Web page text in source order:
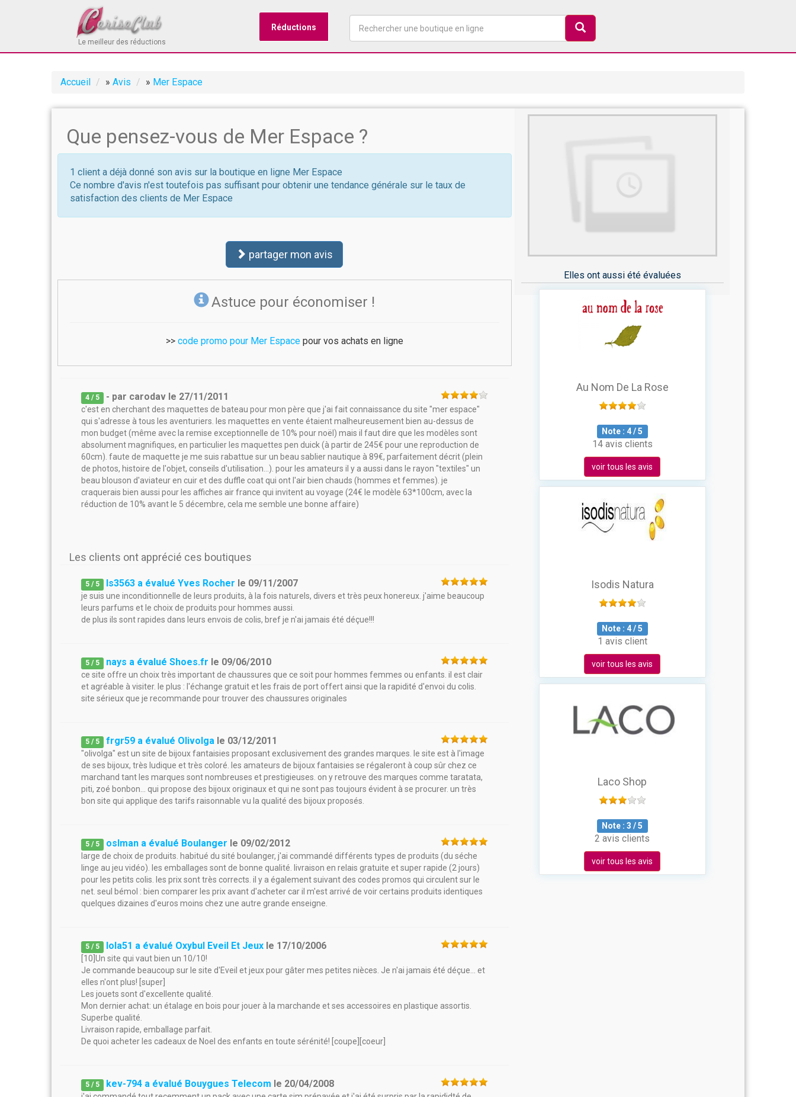
Le meilleur des réductions
Réductions
Accueil » Avis » Mer Espace
Que pensez-vous de Mer Espace ?
1 client a déjà donné son avis sur la boutique en ligne Mer Espace
Ce nombre d'avis n'est toutefois pas suffisant pour obtenir une tendance générale sur le taux de
satisfaction des clients de Mer Espace
partager mon avis
Astuce pour économiser !
>> code promo pour Mer Espacepour vos achats en ligne
4 / 5 - par carodav le 27/11/2011
c'est en cherchant des maquettes de bateau pour mon père que j'ai fait connaissance du site "mer espace"
qui s'adresse à tous les aventuriers. les maquettes en vente étaient malheureusement bien au-dessus de
mon budget (même avec la remise exceptionnelle de 10% pour noël) mais il faut dire que les modèles sont
absolument magnifiques, en particulier les maquettes pen duick (à partir de 245€ pour une reproduction de
60cm). faute de maquette je me suis rabattue sur un beau sablier nautique à 89€, parfaitement décrit (plein
de photos, histoire de l'objet, conseils d'utilisation...). pour les amateurs il y a aussi dans le rayon "textiles" un
beau blouson d'aviateur en cuir et des duffle coat qui ont l'air bien chauds (hommes et femmes). je
craquerais bien aussi pour les affiches air france qui invitent au voyage (24€ le modèle 63*100cm, avec la
réduction de 10% avant le 5 décembre, cela me semble une bonne affaire)
Les clients ont apprécié ces boutiques
5 / 5 ls3563 a évalué Yves Rocher le 09/11/2007
je suis une inconditionnelle de leurs produits, à la fois naturels, divers et très peux honereux. j'aime beaucoup
leurs parfums et le choix de produits pour hommes aussi.
de plus ils sont rapides dans leurs envois de colis, bref je n'ai jamais été déçue!!!
5 / 5 nays a évalué Shoes.fr le 09/06/2010
ce site offre un choix très important de chaussures que ce soit pour hommes femmes ou enfants. il est clair
et agréable à visiter. le plus : l'échange gratuit et les frais de port offert ainsi que la rapidité d'envoi du colis.
site sérieux que je recommande pour trouver des chaussures originales
5 / 5 frgr59 a évalué Olivolga le 03/12/2011
"olivolga" est un site de bijoux fantaisies proposant exclusivement des grandes marques. le site est à l'image
de ses bijoux, très ludique et très coloré. les amateurs de bijoux fantaisies se régaleront à coup sûr chez ce
marchand tant les marques sont nombreuses et prestigieuses. on y retrouve des marques comme taratata,
piti, zoé bonbon... qui propose des bijoux originaux et qui ne sont pas toujours évident à se procurer. un très
bon site qui applique des tarifs raisonnable vu la qualité des bijoux proposés.
5 / 5 oslman a évalué Boulanger le 09/02/2012
large de choix de produits. habitué du sité boulanger, j'ai commandé différents types de produits (du séche
linge au jeu vidéo). les emballages sont de bonne qualité. livraison en relais gratuite et super rapide (2 jours)
pour les petits colis. les prix sont très corrects. il y a également suivant des codes promos qui circulent sur le
net. seul bémol : bien comparer les prix avant d'acheter car il m'est arrivé de voir certains produits identiques
quelques dizaines d'euros moins chez une autre grande enseigne.
5 / 5 lola51 a évalué Oxybul Eveil Et Jeux le 17/10/2006
[10]Un site qui vaut bien un 10/10!
Je commande beaucoup sur le site d'Eveil et jeux pour gâter mes petites nièces. Je n'ai jamais été déçue... et
elles n'ont plus! [super]
Les jouets sont d'excellente qualité.
Mon dernier achat: un étalage en bois pour jouer à la marchande et ses accessoires en plastique assortis.
Superbe qualité.
Livraison rapide, emballage parfait.
De quoi acheter les cadeaux de Noel des enfants en toute sérénité! [coupe][coeur]
5 / 5 kev-794 a évalué Bouygues Telecom le 20/04/2008
Elles ont aussi été évaluées
Au Nom De La Rose
Note : 4/5
14 avis clients
voir tous les avis
Isodis Natura
Note : 4/5
1 avis client
voir tous les avis
Laco Shop
Note :3 /5
2 avis clients
voir tous les avis